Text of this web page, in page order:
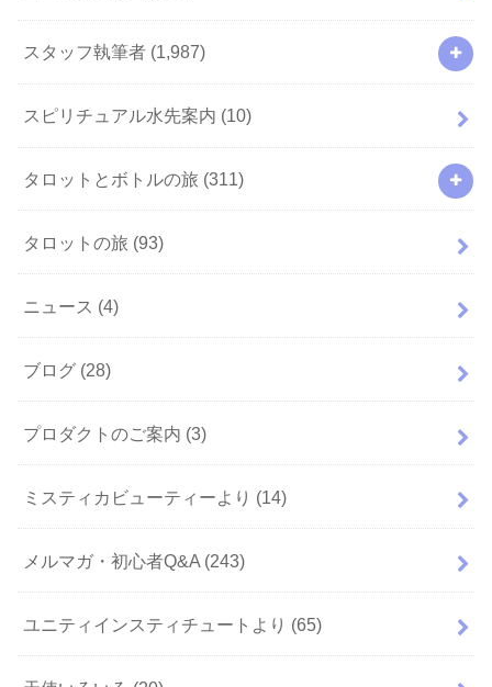
スタッフ執筆者 (1,987)
スピリチュアル水先案内 (10)
タロットとボトルの旅 (311)
タロットの旅 (93)
ニュース (4)
ブログ (28)
プロダクトのご案内 (3)
ミスティカビューティーより (14)
メルマガ・初心者Q&A (243)
ユニティインスティチュートより (65)